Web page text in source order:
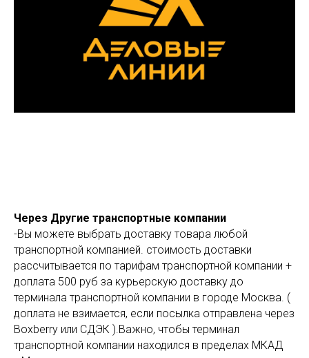
Через Другие транспортные компании
-Вы можете выбрать доставку товара любой
транспортной компанией. стоимость доставки
рассчитывается по тарифам транспортной компании +
доплата 500 руб за курьерскую доставку до
терминала транспортной компании в городе Москва. (
доплата не взимается, если посылка отправлена через
Boxberry или СДЭК ).Важно, чтобы терминал
транспортной компании находился в пределах МКАД